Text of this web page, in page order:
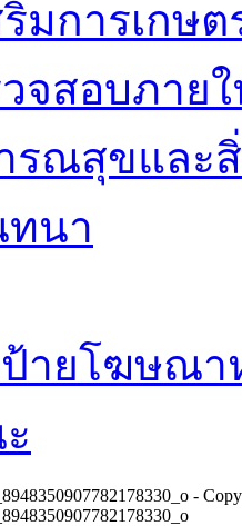
มการเกษต
จสอบภาย
รณสุขและ
ทนา
ป้ายโฆษณ